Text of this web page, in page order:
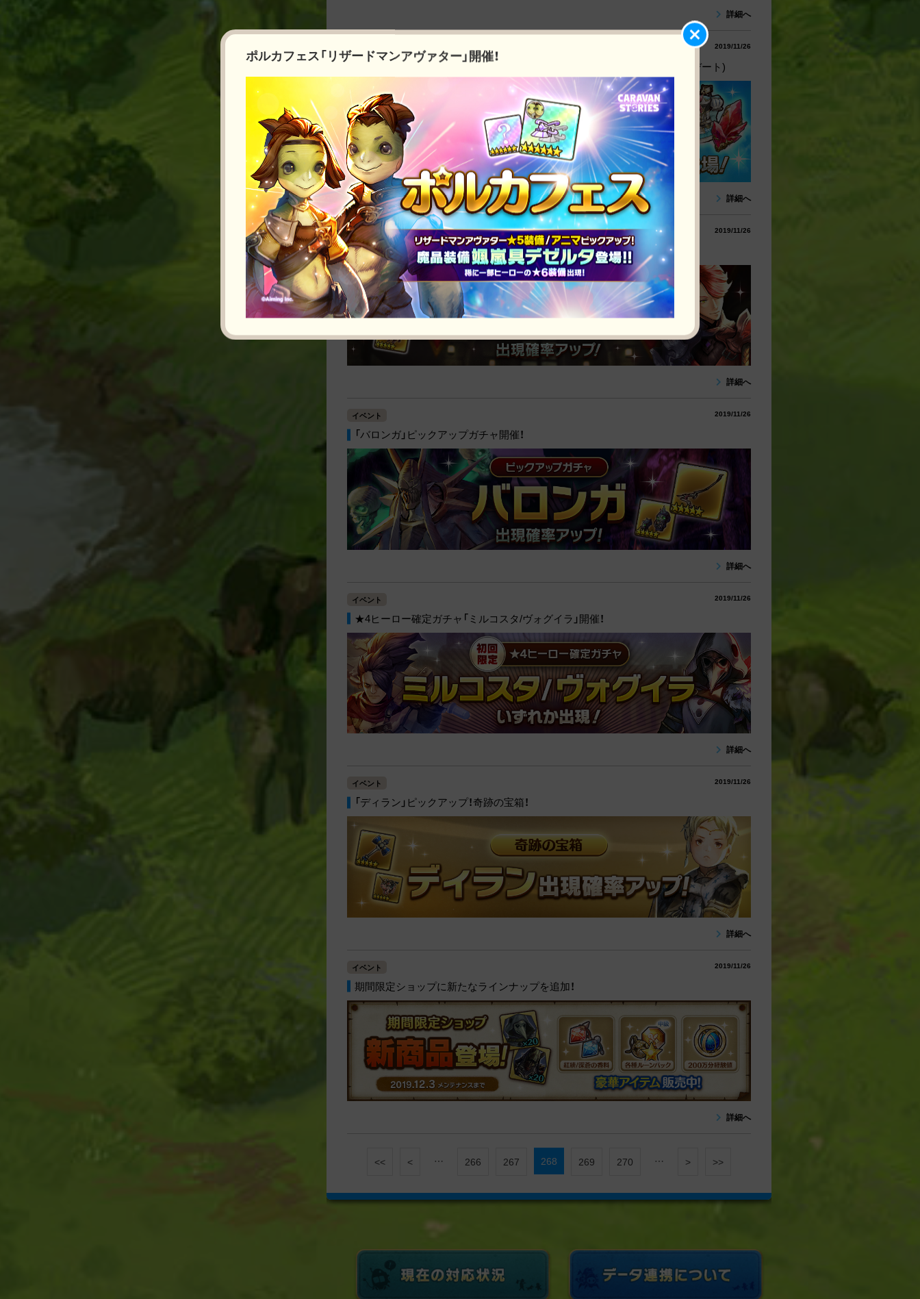
詳細へ
2019/11/26
【2周年記念】限定ガチャ多数開催＆豪華アイテムパック登場！(11/26アップデート)
詳細へ
イベント 2019/11/26
新限定ヒーロー「フェリックス」ピックアップガチャ開催！
詳細へ
イベント 2019/11/26
「バロンガ」ピックアップガチャ開催！
詳細へ
イベント 2019/11/26
★4ヒーロー確定ガチャ「ミルコスタ/ヴォグイラ」開催！
詳細へ
イベント 2019/11/26
「ディラン」ピックアップ！奇跡の宝箱！
詳細へ
イベント 2019/11/26
期間限定ショップに新たなラインナップを追加！
詳細へ
<< < … 266 267 268 269 270 … > >>
ポルカフェス「リザードマンアヴァター」開催！